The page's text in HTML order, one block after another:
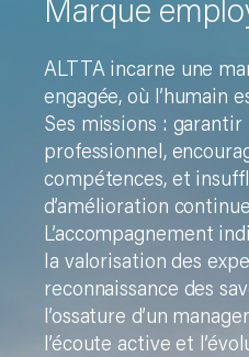
ALTTA incarne une
engagée, où l’humain
Ses missions : garantir
professionnel,
compétences, et
d’amélioration
L’accompagnement
la valorisation des
reconnaissance des
l’ossature d’un
l’écoute active et